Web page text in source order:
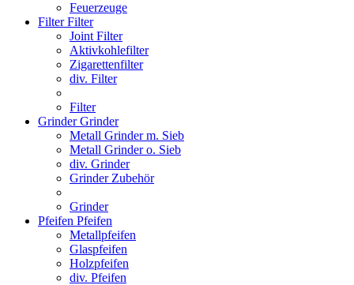
Feuerzeuge
FilterFilter
Joint Filter
Aktivkohlefilter
Zigarettenfilter
div. Filter
Filter
GrinderGrinder
Metall Grinder m. Sieb
Metall Grinder o. Sieb
div. Grinder
Grinder Zubehör
Grinder
Pfeifen Pfeifen
Metallpfeifen
Glaspfeifen
Holzpfeifen
div. Pfeifen